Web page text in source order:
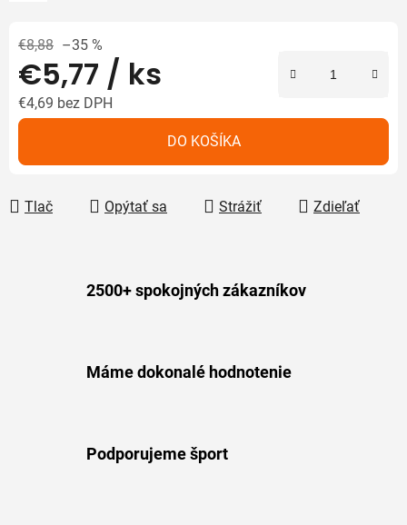
€8,88 –35 %
€5,77 / ks
€4,69 bez DPH
DO KOŠÍKA
Tlač Opýtať sa Strážiť Zdieľať
2500+ spokojných zákazníkov
Máme dokonalé hodnotenie
Podporujeme šport